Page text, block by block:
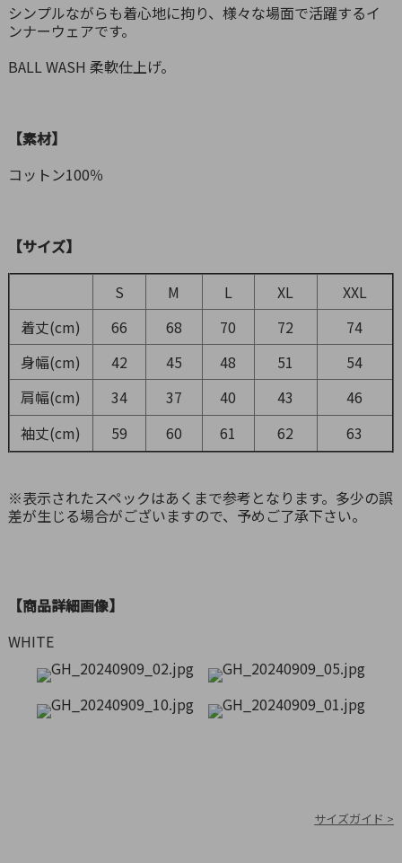
シンプルながらも着心地に拘り、様々な場面で活躍するイ
ンナーウェアです。
BALL WASH 柔軟仕上げ。
【素材】
コットン100％
【サイズ】
S M L XL
XXL
着丈(cm)
66 68 70 72
74
身幅(cm)
42 45 48 51
54
肩幅(cm)
34 37 40 43
46
袖丈(cm)
59 60 61 62 63
※表示されたスペックはあくまで参考となります。多少の誤
差が生じる場合がございますので、予めご了承下さい。
【商品詳細画像】
WHITE
サイズガイド >